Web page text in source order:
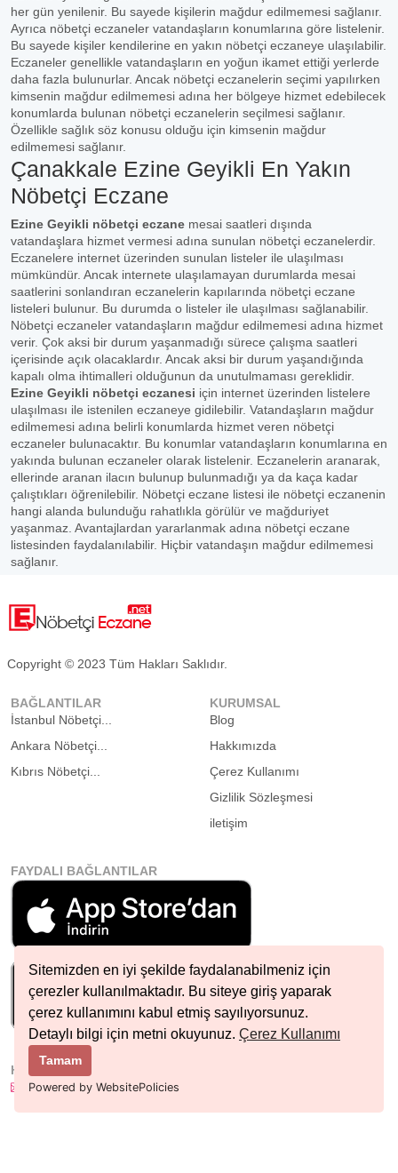
Sitemizden en iyi şekilde faydalanabilmeniz için
çerezler kullanılmaktadır. Bu siteye giriş yaparak
çerez kullanımını kabul etmiş sayılıyorsunuz.
Detaylı bilgi için metni okuyunuz. Çerez Kullanımı
Tamam
Powered by WebsitePolicies
her gün yenilenir. Bu sayede kişilerin mağdur edilmemesi sağlanır.
Ayrıca nöbetçi eczaneler vatandaşların konumlarına göre listelenir.
Bu sayede kişiler kendilerine en yakın nöbetçi eczaneye ulaşılabilir.
Eczaneler genellikle vatandaşların en yoğun ikamet ettiği yerlerde
daha fazla bulunurlar. Ancak nöbetçi eczanelerin seçimi yapılırken
kimsenin mağdur edilmemesi adına her bölgeye hizmet edebilecek
konumlarda bulunan nöbetçi eczanelerin seçilmesi sağlanır.
Özellikle sağlık söz konusu olduğu için kimsenin mağdur
edilmemesi sağlanır.
Çanakkale Ezine Geyikli En Yakın
Nöbetçi Eczane
Ezine Geyikli nöbetçi eczane mesai saatleri dışında
vatandaşlara hizmet vermesi adına sunulan nöbetçi eczanelerdir.
Eczanelere internet üzerinden sunulan listeler ile ulaşılması
mümkündür. Ancak internete ulaşılamayan durumlarda mesai
saatlerini sonlandıran eczanelerin kapılarında nöbetçi eczane
listeleri bulunur. Bu durumda o listeler ile ulaşılması sağlanabilir.
Nöbetçi eczaneler vatandaşların mağdur edilmemesi adına hizmet
verir. Çok aksi bir durum yaşanmadığı sürece çalışma saatleri
içerisinde açık olacaklardır. Ancak aksi bir durum yaşandığında
kapalı olma ihtimalleri olduğunun da unutulmaması gereklidir.
Ezine Geyikli nöbetçi eczanesi için internet üzerinden listelere
ulaşılması ile istenilen eczaneye gidilebilir. Vatandaşların mağdur
edilmemesi adına belirli konumlarda hizmet veren nöbetçi
eczaneler bulunacaktır. Bu konumlar vatandaşların konumlarına en
yakında bulunan eczaneler olarak listelenir. Eczanelerin aranarak,
ellerinde aranan ilacın bulunup bulunmadığı ya da kaça kadar
çalıştıkları öğrenilebilir. Nöbetçi eczane listesi ile nöbetçi eczanenin
hangi alanda bulunduğu rahatlıkla görülür ve mağduriyet
yaşanmaz. Avantajlardan yararlanmak adına nöbetçi eczane
listesinden faydalanılabilir. Hiçbir vatandaşın mağdur edilmemesi
sağlanır.
Copyright © 2023 Tüm Hakları Saklıdır.
BAĞLANTILAR
İstanbul Nöbetçi...
Ankara Nöbetçi...
Kıbrıs Nöbetçi...
KURUMSAL
Blog
Hakkımızda
Çerez Kullanımı
Gizlilik Sözleşmesi
iletişim
FAYDALI BAĞLANTILAR
HIZLI İLETIŞIM
info@nobetcieczane.net